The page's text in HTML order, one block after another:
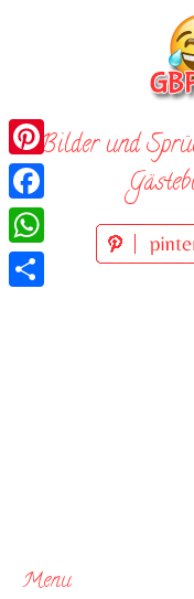
Bilder und
Menu
Pinterest
Facebook
WhatsApp